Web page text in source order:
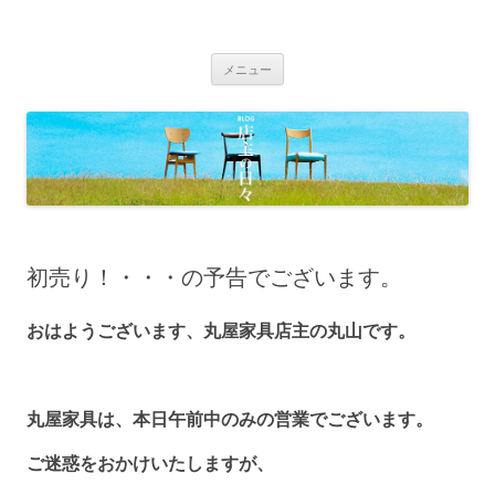
市・塩尻市 木の家具、こだわりの家
具の専門店
メニュー
テ
ン
ツ
へ
移
初売り！・・・の予告でございます。
おはようございます、丸屋家具店主の丸山です。
丸屋家具は、本日午前中のみの営業でございます。
ご迷惑をおかけいたしますが、